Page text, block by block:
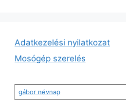
Adatkezelési nyilatkozat
Mosógép szerelés
gábor névnap